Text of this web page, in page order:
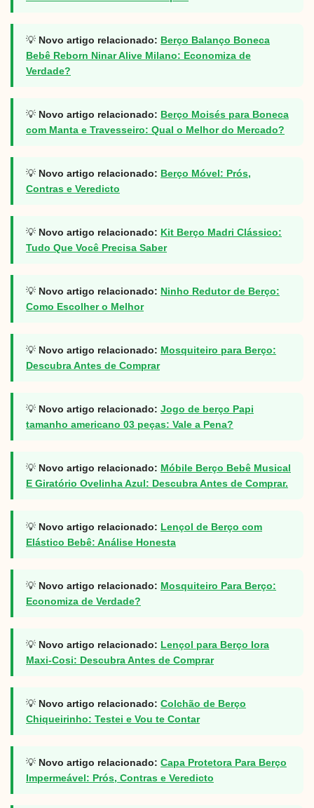
💡 Novo artigo relacionado: Berço Balanço Boneca
Bebê Reborn Ninar Alive Milano: Economiza de
Verdade?
💡 Novo artigo relacionado: Berço Moisés para Boneca
com Manta e Travesseiro: Qual o Melhor do Mercado?
💡 Novo artigo relacionado: Berço Móvel: Prós,
Contras e Veredicto
💡 Novo artigo relacionado: Kit Berço Madri Clássico:
Tudo Que Você Precisa Saber
💡 Novo artigo relacionado: Ninho Redutor de Berço:
Como Escolher o Melhor
💡 Novo artigo relacionado: Mosquiteiro para Berço:
Descubra Antes de Comprar
💡 Novo artigo relacionado: Jogo de berço Papi
tamanho americano 03 peças: Vale a Pena?
💡 Novo artigo relacionado: Móbile Berço Bebê Musical
E Giratório Ovelinha Azul: Descubra Antes de Comprar.
💡 Novo artigo relacionado: Lençol de Berço com
Elástico Bebê: Análise Honesta
💡 Novo artigo relacionado: Mosquiteiro Para Berço:
Economiza de Verdade?
💡 Novo artigo relacionado: Lençol para Berço Iora
Maxi-Cosi: Descubra Antes de Comprar
💡 Novo artigo relacionado: Colchão de Berço
Chiqueirinho: Testei e Vou te Contar
💡 Novo artigo relacionado: Capa Protetora Para Berço
Impermeável: Prós, Contras e Veredicto